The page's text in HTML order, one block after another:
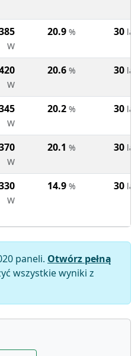
W
20.9 % 30 lat
W
20.6 % 30 lat
W
20.2 % 30 lat
W
20.1 % 30 lat
W
14.9 % 30 lat
paneli. Otwórz pełną
wszystkie wyniki z